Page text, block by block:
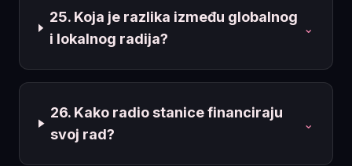
25. Koja je razlika između globalnog
i lokalnog radija?
⌄
26. Kako radio stanice financiraju
svoj rad?
⌄